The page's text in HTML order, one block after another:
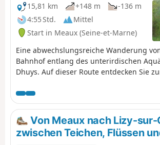
15,81 km
+148 m
-136 m
4:55 Std.
Mittel
Start in Meaux (Seine-et-Marne)
Eine abwechslungsreiche Wanderung
Bahnhof entlang des unterirdischen
Dhuys. Auf dieser Route entdecken Sie
wandern.
Von Meaux nach Lizy-sur-
zwischen Teichen, Flüssen